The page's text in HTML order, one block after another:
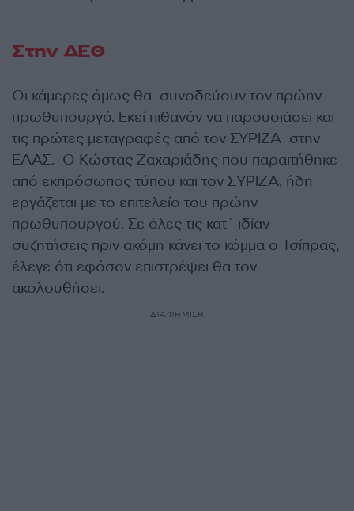
Στην ΔΕΘ
Οι κάμερες όμως θα συνοδεύουν τον πρώην
πρωθυπουργό. Εκεί πιθανόν να παρουσιάσει και
τις πρώτες μεταγραφές από τον ΣΥΡΙΖΑ στην
ΕΛΑΣ. Ο Κώστας Ζαχαριάδης που παραιτήθηκε
από εκπρόσωπος τύπου και τον ΣΥΡΙΖΑ, ήδη
εργάζεται με το επιτελείο του πρώην
πρωθυπουργού. Σε όλες τις κατ´ ιδίαν
συζητήσεις πριν ακόμη κάνει το κόμμα ο Τσίπρας,
έλεγε ότι εφόσον επιστρέψει θα τον
ακολουθήσει.
ΔΙΑΦΗΜΙΣΗ